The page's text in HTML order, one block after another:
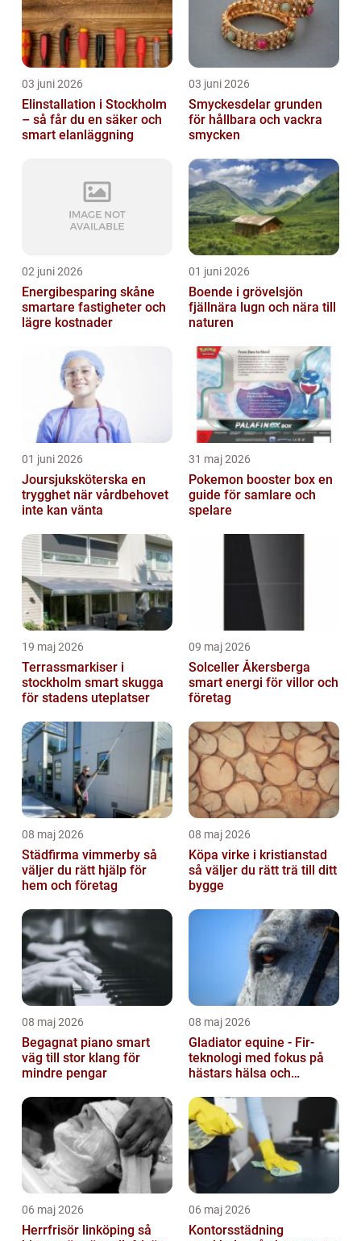
03 juni 2026
Elinstallation i Stockholm
– så får du en säker och
smart elanläggning
03 juni 2026
Smyckesdelar grunden
för hållbara och vackra
smycken
02 juni 2026
Energibesparing skåne
smartare fastigheter och
lägre kostnader
01 juni 2026
Boende i grövelsjön
fjällnära lugn och nära till
naturen
01 juni 2026
Joursjuksköterska en
trygghet när vårdbehovet
inte kan vänta
31 maj 2026
Pokemon booster box en
guide för samlare och
spelare
19 maj 2026
Terrassmarkiser i
stockholm smart skugga
för stadens uteplatser
09 maj 2026
Solceller Åkersberga
smart energi för villor och
företag
08 maj 2026
Städfirma vimmerby så
väljer du rätt hjälp för
hem och företag
08 maj 2026
Köpa virke i kristianstad
så väljer du rätt trä till ditt
bygge
08 maj 2026
Begagnat piano smart
väg till stor klang för
mindre pengar
08 maj 2026
Gladiator equine - Fir-
teknologi med fokus på
hästars hälsa och
06 maj 2026
Herrfrisör linköping så
06 maj 2026
Kontorsstädning